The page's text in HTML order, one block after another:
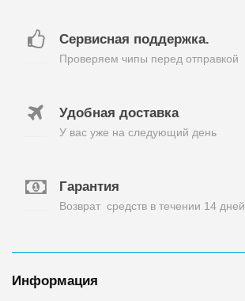
Сервисная поддержка.
Проверяем чипы перед отправкой
Удобная доставка
У вас уже на следующий день
Гарантия
Возврат средств в течении 14 дней
Информация